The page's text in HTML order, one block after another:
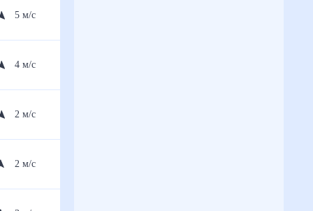
5м/с
4м/с
2м/с
2м/с